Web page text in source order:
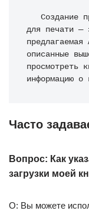
Создание
для печати —
описанные
просмотреть
информацию о
Часто
Вопрос: Как
загрузки моей
О: Вы можете